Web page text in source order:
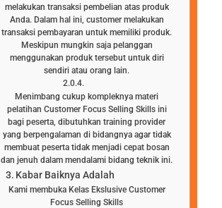
melakukan transaksi pembelian atas produk
Anda. Dalam hal ini, customer melakukan
transaksi pembayaran untuk memiliki produk.
Meskipun mungkin saja pelanggan
menggunakan produk tersebut untuk diri
sendiri atau orang lain.
Menimbang cukup kompleknya materi
pelatihan Customer Focus Selling Skills ini
bagi peserta, dibutuhkan training provider
yang berpengalaman di bidangnya agar tidak
membuat peserta tidak menjadi cepat bosan
dan jenuh dalam mendalami bidang teknik ini.
Kabar Baiknya Adalah
Kami membuka Kelas Ekslusive Customer
Focus Selling Skills